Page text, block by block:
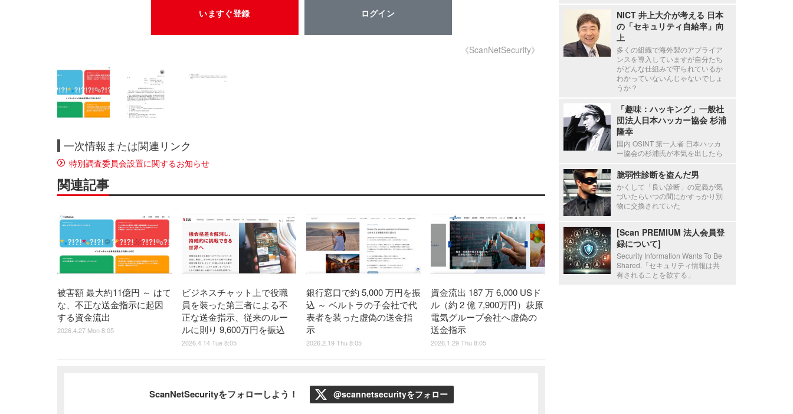
いますぐ登録 ログイン
《ScanNetSecurity》
一次情報または関連リンク
特別調査委員会設置に関するお知らせ
関連記事
被害額 最大約11億円 ～ はて
な、不正な送金指示に起因
する資金流出
2026.4.27 Mon 8:05
ビジネスチャット上で役職
員を装った第三者による不
正な送金指示、従来のルー
ルに則り 9,600万円を振込
2026.4.14 Tue 8:05
銀行窓口で約 5,000 万円を振
込 ～ ベルトラの子会社で代
表者を装った虚偽の送金指
示
2026.2.19 Thu 8:05
資金流出 187 万 6,000 USド
ル（約 2 億 7,900万円）萩原
電気グループ会社へ虚偽の
送金指示
2026.1.29 Thu 8:05
ScanNetSecurityをフォローしよう！ @scannetsecurityをフォロー
NICT 井上大介が考える 日本
の「セキュリティ自給率」向
上
多くの組織で海外製のアプライア
ンスを導入していますが自分たち
がどんな仕組みで守られているか
わかっていないんじゃないでしょ
うか？
「趣味：ハッキング」一般社
団法人日本ハッカー協会 杉浦
隆幸
国内 OSINT 第一人者 日本ハッカ
ー協会の杉浦氏が本気を出したら
脆弱性診断を盗んだ男
かくして「良い診断」の定義が気
づいたらいつの間にかすっかり別
物に交換されていた
[Scan PREMIUM 法人会員登
録について]
Security Information Wants To Be
Shared.「セキュリティ情報は共
有されることを欲する」